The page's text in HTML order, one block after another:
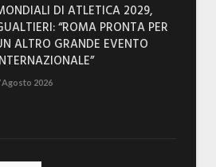
DI ATLETICA 2029,
“ROMA PRONTA PER
ALTRO GRANDE EVENTO
Agosto 2026